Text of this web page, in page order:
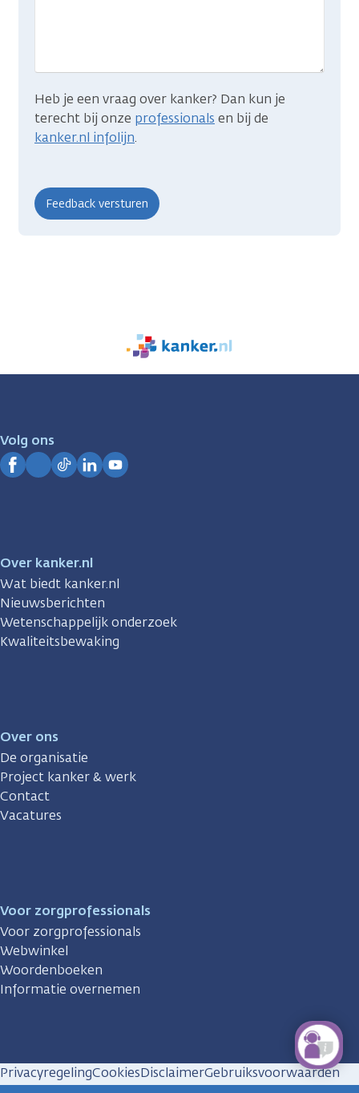
Heb je een vraag over kanker? Dan kun je
terecht bij onze professionals en bij de
kanker.nl infolijn.
We
zijn
Volg ons
Over kanker.nl
Wat biedt kanker.nl
Nieuwsberichten
Wetenschappelijk onderzoek
Kwaliteitsbewaking
Over ons
De organisatie
Project kanker & werk
Contact
Vacatures
Voor zorgprofessionals
Voor zorgprofessionals
Webwinkel
Woordenboeken
Informatie overnemen
PrivacyregelingCookiesDisclaimerGebruiksvoorwaarden